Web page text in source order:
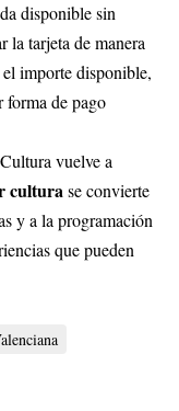
disponible sin
la tarjeta de manera
importe disponible,
forma de pago
vuelve a
culturase convierte
y a la programación
que pueden